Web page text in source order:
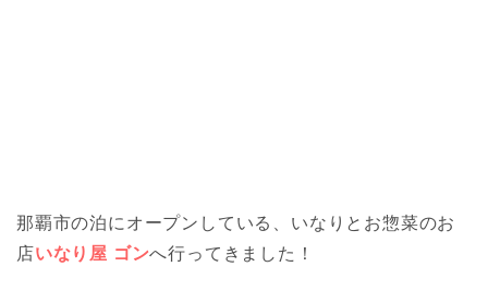
那覇市の泊にオープンしている、いなりとお惣菜のお
店いなり屋 ゴンへ行ってきました！